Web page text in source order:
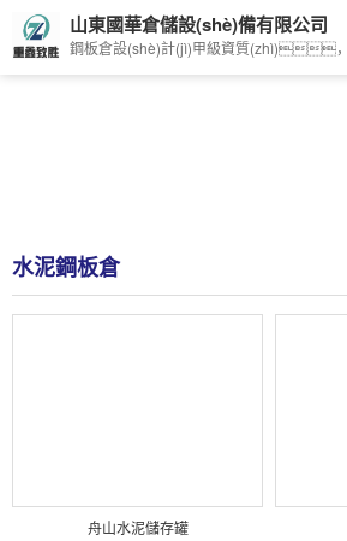
山東國華倉儲設(shè)備有限公司
鋼板倉設(shè)計(jì)甲級資質(zhì)
水泥鋼板倉
舟山水泥儲存罐